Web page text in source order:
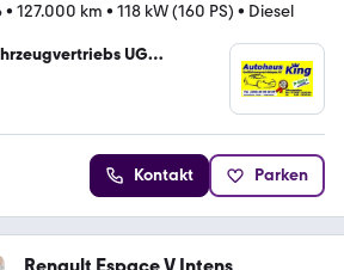
• 127.000 km • 118 kW (160 PS) • Diesel
UG
Kontakt Parken